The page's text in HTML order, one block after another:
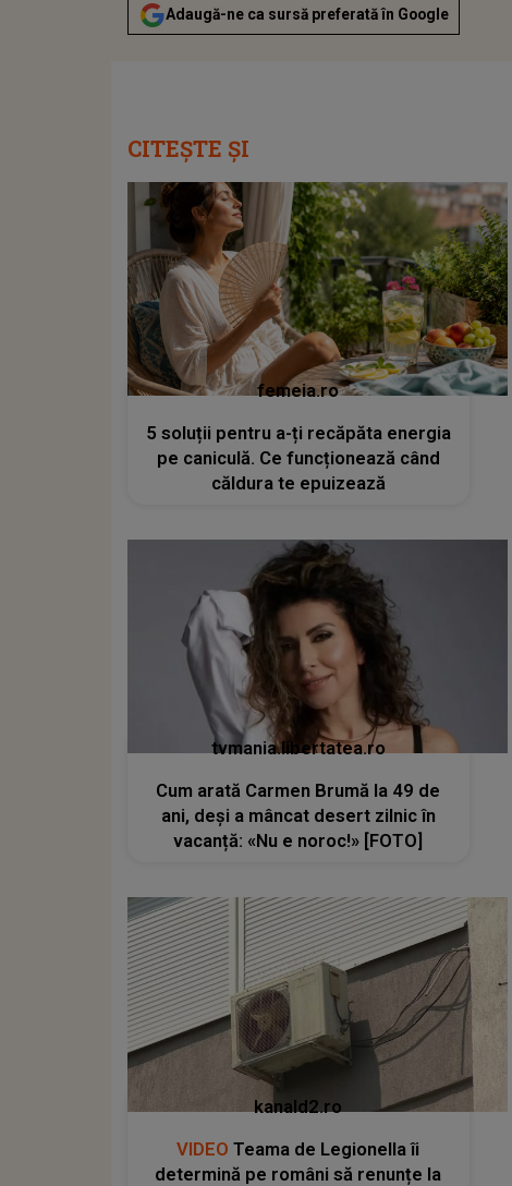
Adaugă-ne ca sursă preferată în Google
CITEȘTE ȘI
femeia.ro
5 soluții pentru a-ți recăpăta energia
pe caniculă. Ce funcționează când
căldura te epuizează
tvmania.libertatea.ro
Cum arată Carmen Brumă la 49 de
ani, deși a mâncat desert zilnic în
vacanță: «Nu e noroc!» [FOTO]
kanald2.ro
VIDEO Teama de Legionella îi
determină pe români să renunțe la